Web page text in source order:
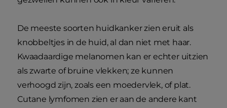
De meeste soorten huidkanker zien eruit als
knobbeltjes in de huid, al dan niet met haar.
Kwaadaardige melanomen kan er echter uitzien
als zwarte of bruine vlekken; ze kunnen
verhoogd zijn, zoals een moedervlek, of plat.
Cutane lymfomen zien er aan de andere kant